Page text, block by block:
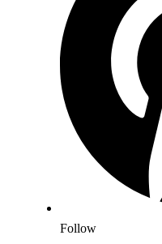
Follow